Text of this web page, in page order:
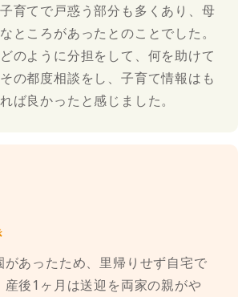
育てで戸惑う部分も多くあり、母
ところがあったとのことでした。
のように分担をして、何を助けて
の都度相談をし、子育て情報はも
ば良かったと感じました。
があったため、里帰りせず自宅で
産後1ヶ月は送迎を両家の親がや